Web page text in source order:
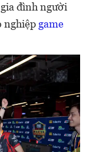
đình người
nghiệp game